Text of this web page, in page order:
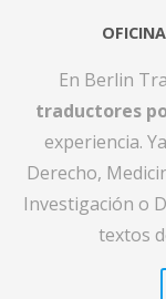
En Berlin
traductores
experiencia.
Derecho,
Investigación o
textos